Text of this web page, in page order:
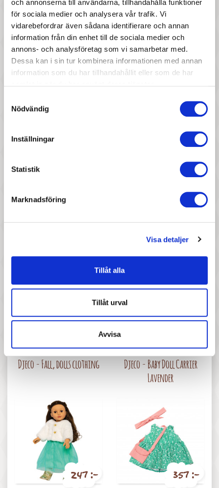
och annonserna till användarna, tillhandahålla funktioner
för sociala medier och analysera vår trafik. Vi
vidarebefordrar även sådana identifierare och annan
information från din enhet till de sociala medier och
annons- och analysföretag som vi samarbetar med.
Dessa kan i sin tur kombinera informationen med annan
information som du har tillhandahållit eller som de har
Nödvändig
Inställningar
Statistik
Marknadsföring
Visa detaljer
Tillåt alla
Tillåt urval
Avvisa
457 :-
dockan, Peonia
97 :-
Heless - Badtofflor till
dockan (38-45 cm)
Pris Pris
267 :-
väska, rosa
Pris
Djeco - Fall, dolls clothing
Pris
Djeco - Baby Doll Carrier
Lavender
247 :- 357 :-